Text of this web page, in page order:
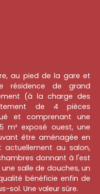
au pied de la gare et
résidence de grand
(à la charge des
de 4 pièces
et comprenant une
m² exposé ouest, une
être aménagée en
actuellement au salon,
donnant à l'est
salle de douches, un
bénéficie enfin de
sol. Une valeur sûre.